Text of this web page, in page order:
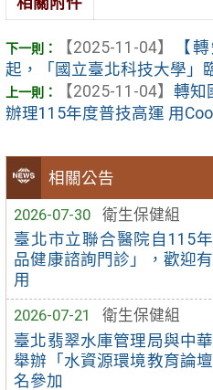
相關公告
2026-07-30
衛生保健組
臺北市立聯合醫院自115
品健康諮詢門診」，歡迎
用
2026-07-21
衛生保健組
臺北翡翠水庫管理局與中
舉辦「水資源環境教育論
名參加
【2025-11-04】
【
起，「國立臺北科技大學」
【2025-11-04】 轉知
辦理115年度普技高運 用